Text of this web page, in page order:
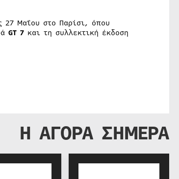
27 Μαΐου στο Παρίσι, όπου
GT 7 και τη συλλεκτική έκδοση
Η ΑΓΟΡΑ ΣΗΜΕΡΑ